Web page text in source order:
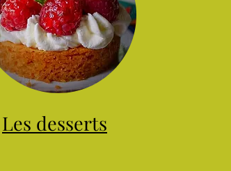
Les desserts